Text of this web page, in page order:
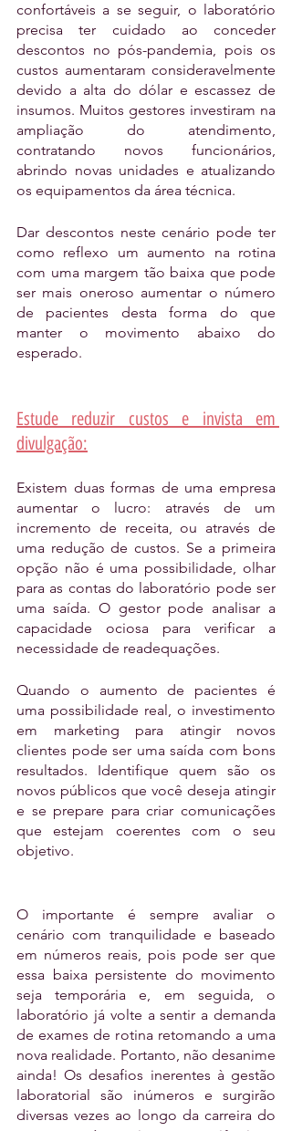
confortáveis a se seguir, o laboratório
precisa ter cuidado ao conceder
descontos no pós-pandemia, pois os
custos aumentaram consideravelmente
devido a alta do dólar e escassez de
insumos. Muitos gestores investiram na
ampliação do atendimento,
contratando novos funcionários,
abrindo novas unidades e atualizando
os equipamentos da área técnica.
Dar descontos neste cenário pode ter
como reflexo um aumento na rotina
com uma margem tão baixa que pode
ser mais oneroso aumentar o número
de pacientes desta forma do que
manter o movimento abaixo do
esperado.
Estude reduzir custos e invista em
divulgação:
Existem duas formas de uma empresa
aumentar o lucro: através de um
incremento de receita, ou através de
uma redução de custos. Se a primeira
opção não é uma possibilidade, olhar
para as contas do laboratório pode ser
uma saída. O gestor pode analisar a
capacidade ociosa para verificar a
necessidade de readequações.
Quando o aumento de pacientes é
uma possibilidade real, o investimento
em marketing para atingir novos
clientes pode ser uma saída com bons
resultados. Identifique quem são os
novos públicos que você deseja atingir
e se prepare para criar comunicações
que estejam coerentes com o seu
objetivo.
O importante é sempre avaliar o
cenário com tranquilidade e baseado
em números reais, pois pode ser que
essa baixa persistente do movimento
seja temporária e, em seguida, o
laboratório já volte a sentir a demanda
de exames de rotina retomando a uma
nova realidade. Portanto, não desanime
ainda! Os desafios inerentes à gestão
laboratorial são inúmeros e surgirão
diversas vezes ao longo da carreira do